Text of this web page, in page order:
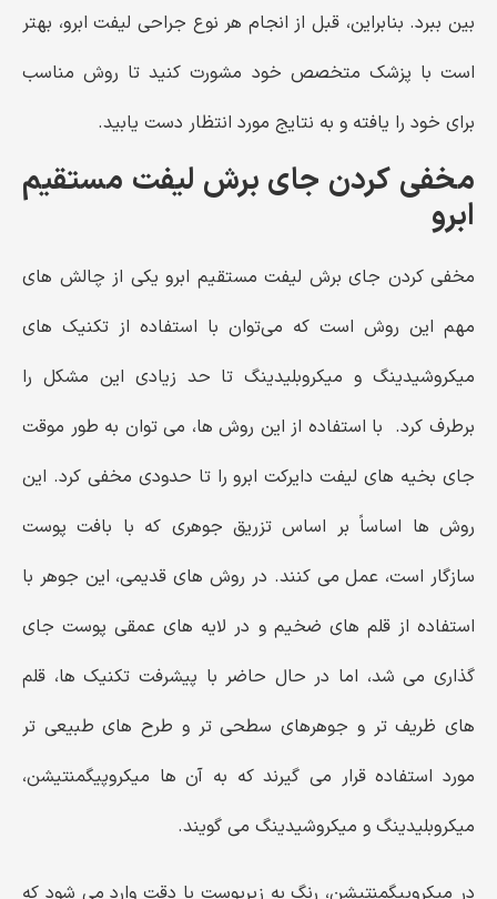
بین ببرد. بنابراین، قبل از انجام هر نوع جراحی لیفت ابرو، بهتر
است با پزشک متخصص خود مشورت کنید تا روش مناسب
برای خود را یافته و به نتایج مورد انتظار دست یابید.
مخفی کردن جای برش لیفت مستقیم
ابرو
مخفی کردن جای برش لیفت مستقیم ابرو یکی از چالش ‌های
مهم این روش است که می‌توان با استفاده از تکنیک ‌های
میکروشیدینگ و میکروبلیدینگ تا حد زیادی این مشکل را
برطرف کرد. با استفاده از این روش ‌ها، می ‌توان به طور موقت
جای بخیه ‌های لیفت دایرکت ابرو را تا حدودی مخفی کرد. این
روش‌ ها اساساً بر اساس تزریق جوهری که با بافت پوست
سازگار است، عمل می ‌کنند. در روش ‌های قدیمی، این جوهر با
استفاده از قلم‌ های ضخیم و در لایه ‌های عمقی پوست جای
گذاری می ‌شد، اما در حال حاضر با پیشرفت تکنیک‌ ها، قلم
‌های ظریف ‌تر و جوهرهای سطحی ‌تر و طرح ‌های طبیعی‌ تر
مورد استفاده قرار می ‌گیرند که به آن‌ ها میکروپیگمنتیشن،
میکروبلیدینگ و میکروشیدینگ می ‌گویند.
در میکروپیگمنتیشن، رنگ به زیرپوست با دقت وارد می‌ شود که